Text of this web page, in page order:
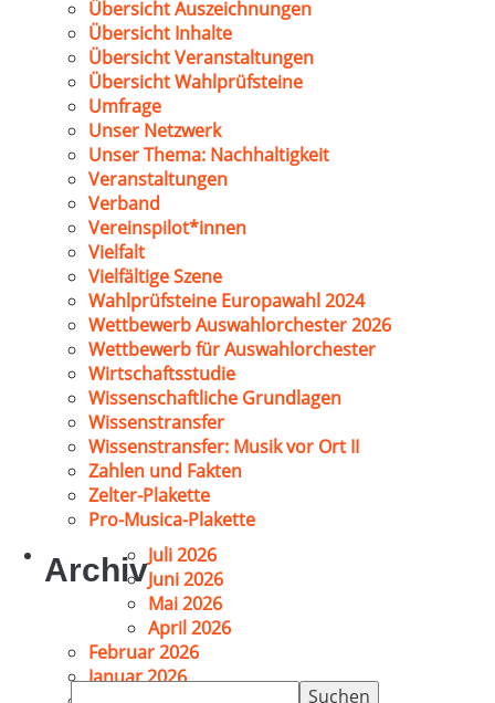
Übersicht Auszeichnungen
Übersicht Inhalte
Übersicht Veranstaltungen
Übersicht Wahlprüfsteine
Umfrage
Unser Netzwerk
Unser Thema: Nachhaltigkeit
Veranstaltungen
Verband
Vereinspilot*innen
Vielfalt
Vielfältige Szene
Wahlprüfsteine Europawahl 2024
Wettbewerb Auswahlorchester 2026
Wettbewerb für Auswahlorchester
Wirtschaftsstudie
Wissenschaftliche Grundlagen
Wissenstransfer
Wissenstransfer: Musik vor Ort II
Zahlen und Fakten
Zelter-Plakette
Pro-Musica-Plakette
ArchivJuli 2026
Juni 2026
Mai 2026
April 2026
Februar 2026
Januar 2026